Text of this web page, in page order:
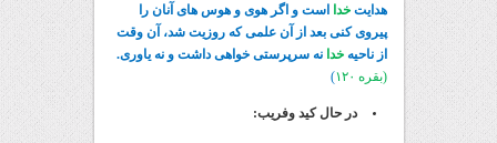
هدایتخدااست و اگر هوی و هوس های آنان را
پیروی کنی بعد از آن علمی که روزیت شد، آن وقت
از ناحیهخدا نه سرپرستی خواهی داشت و نه یاوری.
(بقره ۱۲۰
)
در حال کید وفریب: